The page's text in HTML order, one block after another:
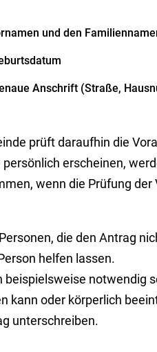
und den
Anschrift (Straße,
prüft daraufhin die
persönlich erscheinen,
wenn die Prüfung
die den Antrag
helfen lassen.
beispielsweise notwendig
kann oder körperlich
unterschreiben.